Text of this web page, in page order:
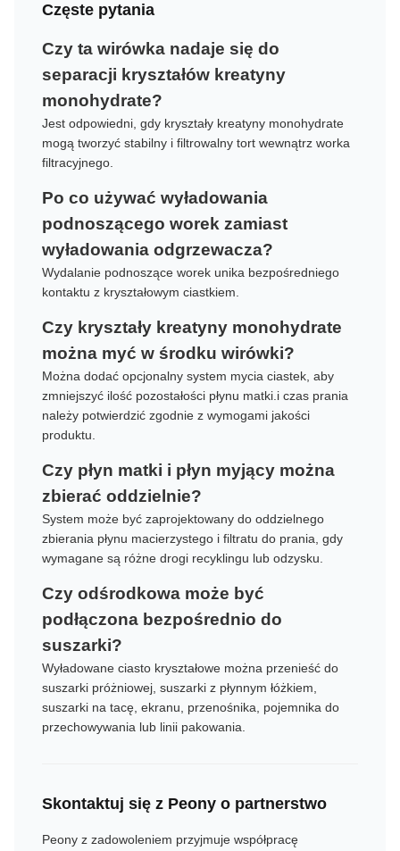
Częste pytania
Czy ta wirówka nadaje się do
separacji kryształów kreatyny
monohydrate?
Jest odpowiedni, gdy kryształy kreatyny monohydrate
mogą tworzyć stabilny i filtrowalny tort wewnątrz worka
filtracyjnego.
Po co używać wyładowania
podnoszącego worek zamiast
wyładowania odgrzewacza?
Wydalanie podnoszące worek unika bezpośredniego
kontaktu z kryształowym ciastkiem.
Czy kryształy kreatyny monohydrate
można myć w środku wirówki?
Można dodać opcjonalny system mycia ciastek, aby
zmniejszyć ilość pozostałości płynu matki.i czas prania
należy potwierdzić zgodnie z wymogami jakości
produktu.
Czy płyn matki i płyn myjący można
zbierać oddzielnie?
System może być zaprojektowany do oddzielnego
zbierania płynu macierzystego i filtratu do prania, gdy
wymagane są różne drogi recyklingu lub odzysku.
Czy odśrodkowa może być
podłączona bezpośrednio do
suszarki?
Wyładowane ciasto kryształowe można przenieść do
suszarki próżniowej, suszarki z płynnym łóżkiem,
suszarki na tacę, ekranu, przenośnika, pojemnika do
przechowywania lub linii pakowania.
Skontaktuj się z Peony o partnerstwo
Peony z zadowoleniem przyjmuje współpracę